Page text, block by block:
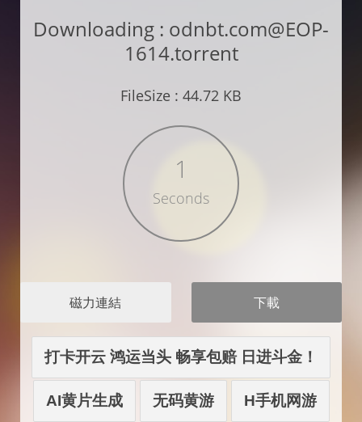
Downloading : odnbt.com@EOP-
1614.torrent
FileSize : 44.72 KB
1
Seconds
磁力連結
打卡开云 鸿运当头 畅享包赔 日进斗金！
AI黄片生成 无码黄游 H手机网游